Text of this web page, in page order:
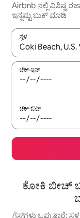
Airbnb ನಲ್ಲಿ ವಿಶಿಷ್ಟ
ಇನ್ನಷ್ಟು ಬುಕ್ ಮಾಡಿ
ಸ್ಥಳ
ಫಲಿತಾಂಶಗಳು
ಚೆಕ್-ಇನ್
ಚೆಕ್-ಔಟ್
ಕೋಕಿ ಬೀಚ್
ಗೆಸ್ಟ್‌ಗಳು ಒಪ್ಪುತ್ತಾರೆ: